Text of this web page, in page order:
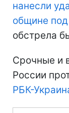
нанесли
общине
обстрела
Срочные и
России
РБК-